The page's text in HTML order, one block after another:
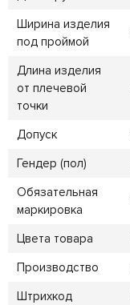
Ширина изделия
под проймой
Длина изделия
от плечевой
точки
Допуск
Гендер (пол)
Обязательная
маркировка
Цвета товара
Производство
Штрихкод